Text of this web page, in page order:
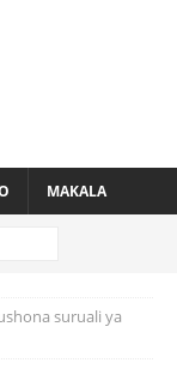
MAKALA
suruali ya